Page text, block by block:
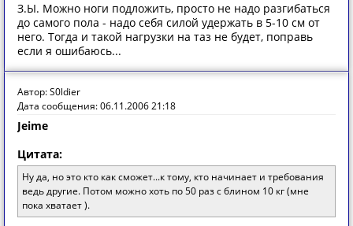
З.Ы. Можно ноги подложить, просто не надо разгибаться
до самого пола - надо себя силой удержать в 5-10 см от
него. Тогда и такой нагрузки на таз не будет, поправь
если я ошибаюсь...
Автор: S0ldier
Дата сообщения: 06.11.2006 21:18
Jeime
Цитата:
Ну да, но это кто как сможет...к тому, кто начинает и требования
ведь другие. Потом можно хоть по 50 раз с блином 10 кг (мне
пока хватает ).